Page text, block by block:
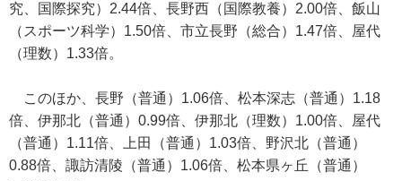
究、国際探究）2.44倍、長野西（国際教養）2.00倍、飯山
（スポーツ科学）1.50倍、市立長野（総合）1.47倍、屋代
（理数）1.33倍。
このほか、長野（普通）1.06倍、松本深志（普通）1.18
倍、伊那北（普通）0.99倍、伊那北（理数）1.00倍、屋代
（普通）1.11倍、上田（普通）1.03倍、野沢北（普通）
0.88倍、諏訪清陵（普通）1.06倍、松本県ヶ丘（普通）